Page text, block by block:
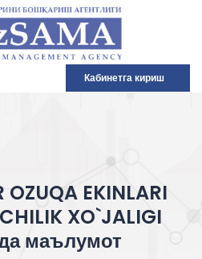
Кабинетга кириш
OZUQA EKINLARI
XO`JALIGI
маълумот